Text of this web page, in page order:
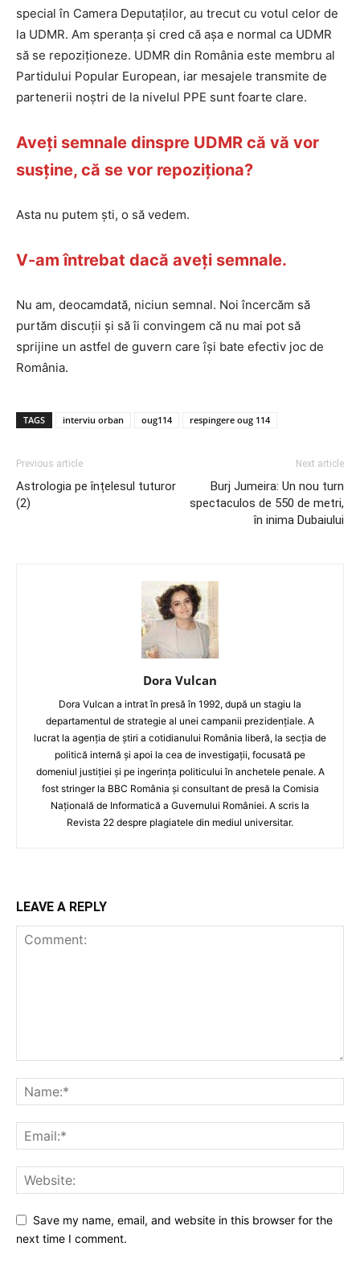
special în Camera Deputaților, au trecut cu votul celor de
la UDMR. Am speranța și cred că așa e normal ca UDMR
să se repoziționeze. UDMR din România este membru al
Partidului Popular European, iar mesajele transmite de
partenerii noștri de la nivelul PPE sunt foarte clare.
Aveți semnale dinspre UDMR că vă vor
susține, că se vor repoziționa?
Asta nu putem ști, o să vedem.
V-am întrebat dacă aveți semnale.
Nu am, deocamdată, niciun semnal. Noi încercăm să
purtăm discuții și să îi convingem că nu mai pot să
sprijine un astfel de guvern care își bate efectiv joc de
România.
TAGS interviu orban oug114 respingere oug 114
Previous article
Astrologia pe înțelesul tuturor
(2)
Next article
Burj Jumeira: Un nou turn
spectaculos de 550 de metri,
în inima Dubaiului
Dora Vulcan
Dora Vulcan a intrat în presă în 1992, după un stagiu la
departamentul de strategie al unei campanii prezidențiale. A
lucrat la agenția de știri a cotidianului România liberă, la secția de
politică internă și apoi la cea de investigații, focusată pe
domeniul justiției și pe ingerința politicului în anchetele penale. A
fost stringer la BBC România și consultant de presă la Comisia
Națională de Informatică a Guvernului României. A scris la
Revista 22 despre plagiatele din mediul universitar.
LEAVE A REPLY
Save my name, email, and website in this browser for the
next time I comment.